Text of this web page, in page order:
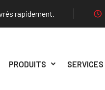
rapidement.
PRODUITS SERVICES